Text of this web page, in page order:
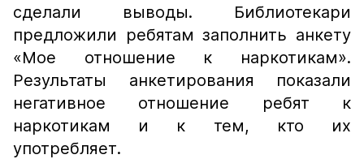
сделали выводы. Библиотекари
предложили ребятам заполнить анкету
«Мое отношение к наркотикам».
Результаты анкетирования показали
негативное отношение ребят к
наркотикам и к тем, кто их
употребляет.